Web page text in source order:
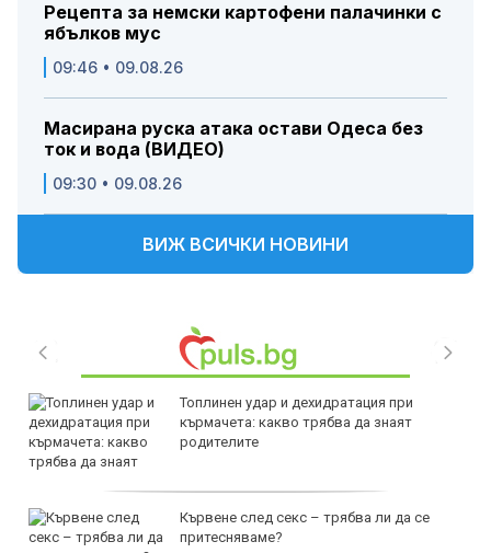
Рецепта за немски картофени палачинки с
ябълков мус
09:46 • 09.08.26
Масирана руска атака остави Одеса без
ток и вода (ВИДЕО)
09:30 • 09.08.26
ВИЖ ВСИЧКИ НОВИНИ
Топлинен удар и дехидратация при
кърмачета: какво трябва да знаят
родителите
Кървене след секс – трябва ли да се
притесняваме?